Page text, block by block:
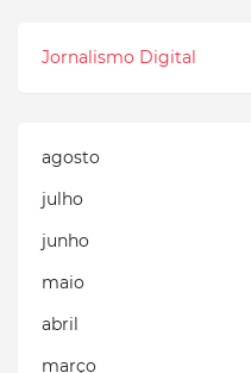
Jornalismo Digital
agosto
julho
junho
maio
abril
março